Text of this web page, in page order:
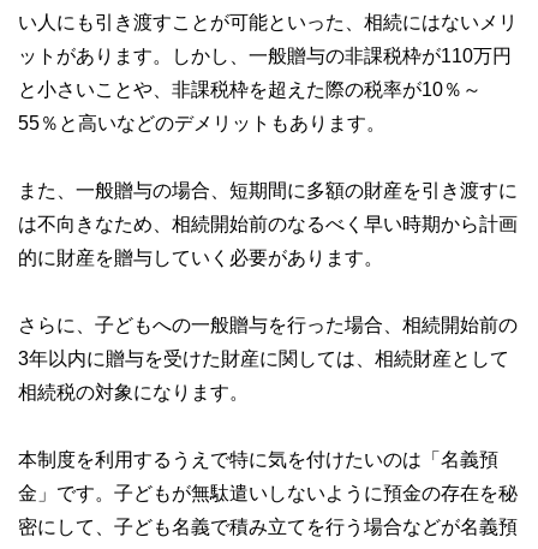
い人にも引き渡すことが可能といった、相続にはないメリ
ットがあります。しかし、一般贈与の非課税枠が110万円
と小さいことや、非課税枠を超えた際の税率が10％～
55％と高いなどのデメリットもあります。
また、一般贈与の場合、短期間に多額の財産を引き渡すに
は不向きなため、相続開始前のなるべく早い時期から計画
的に財産を贈与していく必要があります。
さらに、子どもへの一般贈与を行った場合、相続開始前の
3年以内に贈与を受けた財産に関しては、相続財産として
相続税の対象になります。
本制度を利用するうえで特に気を付けたいのは「名義預
金」です。子どもが無駄遣いしないように預金の存在を秘
密にして、子ども名義で積み立てを行う場合などが名義預